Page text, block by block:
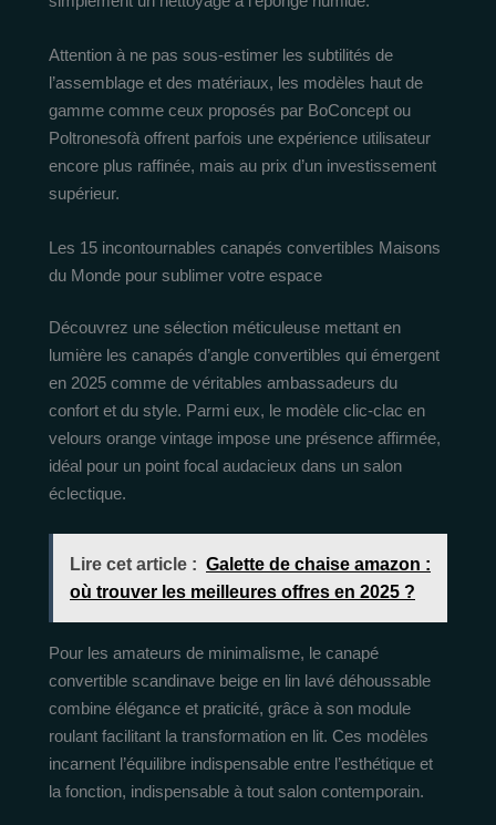
Attention à ne pas sous-estimer les subtilités de
l’assemblage et des matériaux, les modèles haut de
gamme comme ceux proposés par BoConcept ou
Poltronesofà offrent parfois une expérience utilisateur
encore plus raffinée, mais au prix d’un investissement
supérieur.
Les 15 incontournables canapés convertibles Maisons
du Monde pour sublimer votre espace
Découvrez une sélection méticuleuse mettant en
lumière les canapés d’angle convertibles qui émergent
en 2025 comme de véritables ambassadeurs du
confort et du style. Parmi eux, le modèle clic-clac en
velours orange vintage impose une présence affirmée,
idéal pour un point focal audacieux dans un salon
éclectique.
Lire cet article : Galette de chaise amazon :
où trouver les meilleures offres en 2025 ?
Pour les amateurs de minimalisme, le canapé
convertible scandinave beige en lin lavé déhoussable
combine élégance et praticité, grâce à son module
roulant facilitant la transformation en lit. Ces modèles
incarnent l’équilibre indispensable entre l’esthétique et
la fonction, indispensable à tout salon contemporain.